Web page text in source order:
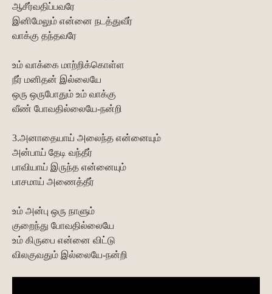
ஆசீர்வதிப்பவரே
இனிமேலும் என்னை நடத்துவீர்
வாக்கு தந்தவரே
உம் வாக்கை மாற்றிக்கொள்ள
நீர் மனிதன் இல்லையே
ஒரு ஒருபோதும் உம் வாக்கு
வீண் போவதில்லையே-நன்றி
3.அனாதையாய் அலைந்த என்னையும்
அன்பாய் தேடி வந்தீர்
பாவியாய் இருந்த என்னையும்
பாசமாய் அணைத்தீர்
உம் அன்பு ஒரு நாளும்
குறைந்து போவதில்லையே
உம் கிருபை என்னை விட்டு
விலகுவதும் இல்லையே-நன்றி